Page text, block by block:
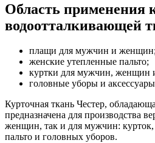
Область применения
водоотталкивающей
плащи для мужчин и
женские утепленные пальто;
куртки для мужчин, женщин
головные уборы и
Курточная ткань Честер,
предназначена для производства
женщин, так и для мужчин:
пальто и головных уборов.